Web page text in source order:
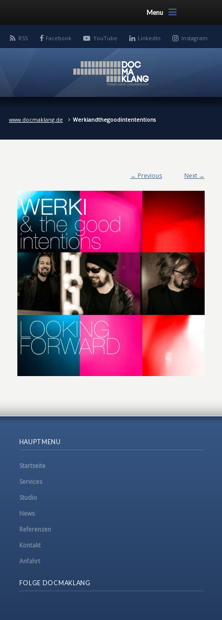
Menu
RSS Facebook YouTube LinkedIn Instagram
www.docmaklang.de Werkiandthegoodintententions
← Previous Next →
HAUPTMENU
Startseite
Services
Studio
News
Referenzen
Kontakt
Anfahrt
FOLGE DOCMAKLANG